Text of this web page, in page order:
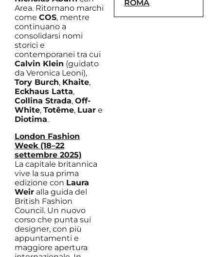
Area. Ritornano marchi
come COS, mentre
continuano a
consolidarsi nomi
storici e
contemporanei tra cui
Calvin Klein (guidato
da Veronica Leoni),
Tory Burch, Khaite,
Eckhaus Latta,
Collina Strada, Off-
White, Totême, Luar e
Diotima.
London Fashion
Week (18–22
settembre 2025)
La capitale britannica
vive la sua prima
edizione con Laura
Weir alla guida del
British Fashion
Council. Un nuovo
corso che punta sui
designer, con più
appuntamenti e
maggiore apertura
ROMA